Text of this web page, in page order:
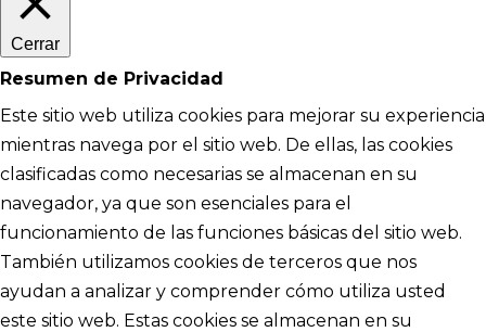
Cerrar
Resumen de Privacidad
Este sitio web utiliza cookies para mejorar su experiencia
mientras navega por el sitio web. De ellas, las cookies
clasificadas como necesarias se almacenan en su
navegador, ya que son esenciales para el
funcionamiento de las funciones básicas del sitio web.
También utilizamos cookies de terceros que nos
ayudan a analizar y comprender cómo utiliza usted
este sitio web. Estas cookies se almacenan en su